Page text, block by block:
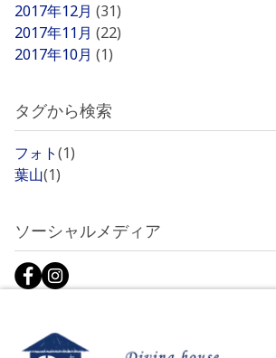
2017年12月 (31)
2017年11月 (22)
2017年10月 (1)
タグから検索
フォト(1)
葉山(1)
ソーシャルメディア